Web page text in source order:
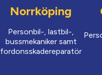
Norrköping
Personbil-, lastbil-,
bussmekaniker samt
fordonsskadereparatör